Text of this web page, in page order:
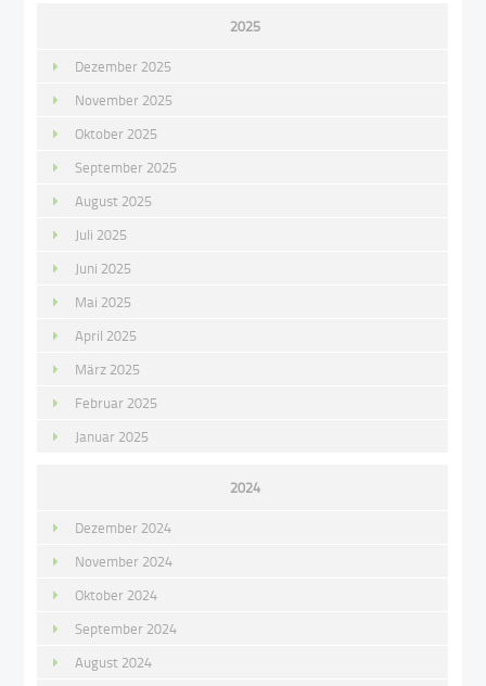
2025
Dezember 2025
November 2025
Oktober 2025
September 2025
August 2025
Juli 2025
Juni 2025
Mai 2025
April 2025
März 2025
Februar 2025
Januar 2025
2024
Dezember 2024
November 2024
Oktober 2024
September 2024
August 2024